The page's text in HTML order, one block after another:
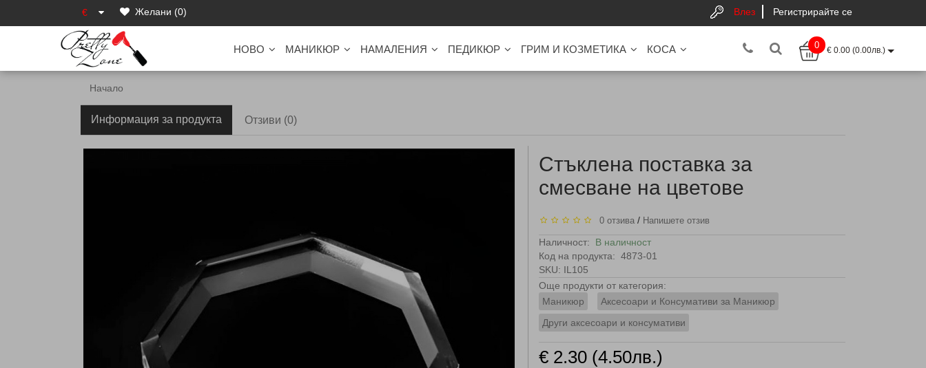
€ Желани (0) Влез Регистрирайте се
НОВО МАНИКЮР НАМАЛЕНИЯ ПЕДИКЮР ГРИМ И КОЗМЕТИКА КОСА 0
€ 0.00 (0.00лв.)
Начало
Информация за продукта Отзиви (0)
Стъклена поставка за
смесване на цветове
0 отзива / Напишете отзив
Наличност: В наличност
Код на продукта: 4873-01
SKU: IL105
Още продукти от категория:
Маникюр
Аксесоари и Консумативи за Маникюр
Други аксесоари и консумативи
€ 2.30 (4.50лв.)